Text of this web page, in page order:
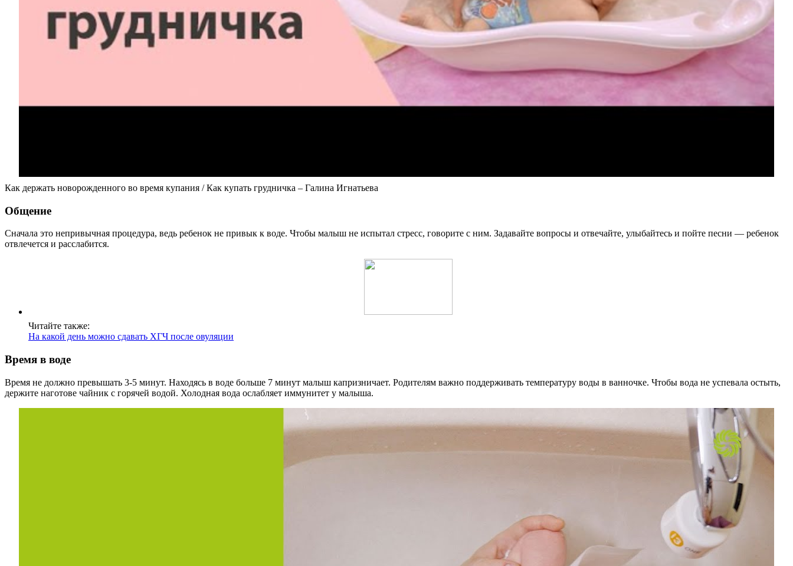
Как держать новорожденного во время купания / Как купать грудничка – Галина Игнатьева
Общение
Сначала это непривычная процедура, ведь ребенок не привык к воде. Чтобы малыш не испытал стресс, говорите с ним. Задавайте вопросы и отвечайте, улыбайтесь и пойте песни — ребенок
отвлечется и расслабится.
Читайте также:
На какой день можно сдавать ХГЧ после овуляции
Время в воде
Время не должно превышать 3-5 минут. Находясь в воде больше 7 минут малыш капризничает. Родителям важно поддерживать температуру воды в ванночке. Чтобы вода не успевала остыть,
держите наготове чайник с горячей водой. Холодная вода ослабляет иммунитет у малыша.